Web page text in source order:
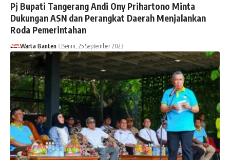
Pj Bupati Tangerang Andi Ony Prihartono Minta
Dukungan ASN dan Perangkat Daerah Menjalankan
Roda Pemerintahan
Warta Banten Senin, 25 September 2023